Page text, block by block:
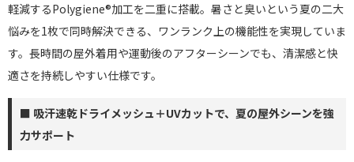
軽減するPolygiene®加工を二重に搭載。暑さと臭いという夏の二大
悩みを1枚で同時解決できる、ワンランク上の機能性を実現していま
す。長時間の屋外着用や運動後のアフターシーンでも、清潔感と快
適さを持続しやすい仕様です。
■ 吸汗速乾ドライメッシュ＋UVカットで、夏の屋外シーンを強
力サポート